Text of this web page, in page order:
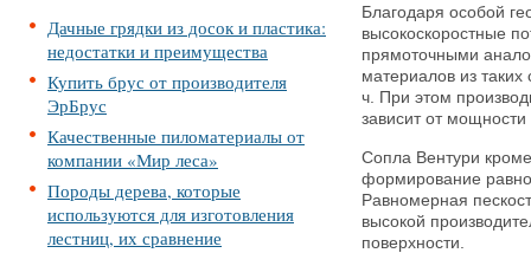
Дачные грядки из досок и пластика:
недостатки и преимущества
Купить брус от производителя
ЭрБрус
Качественные пиломатериалы от
компании «Мир леса»
Породы дерева, которые
используются для изготовления
лестниц, их сравнение
Благодаря особой
высокоскоростные
прямоточными
материалов из таких
ч. При этом
зависит от мощности
Сопла Вентури
формирование
Равномерная
высокой
поверхности.